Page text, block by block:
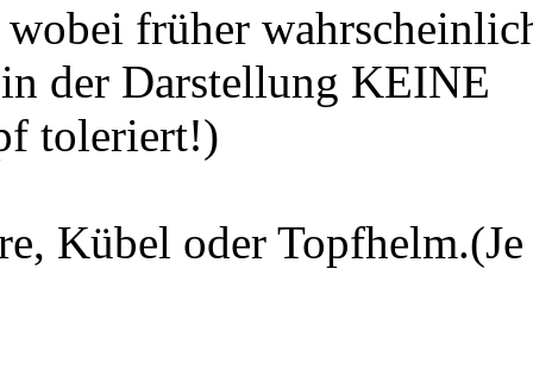
wobei früher
der Darstellung KEINE
toleriert!)
Kübel oder Topfhelm.(Je